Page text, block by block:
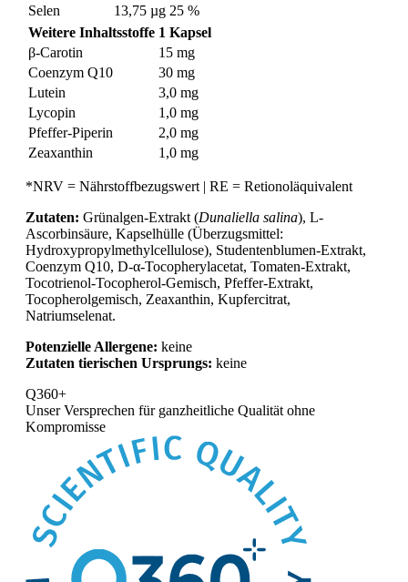
Selen
13,75 µg 25 %
Weitere Inhaltsstoffe 1 Kapsel
β-Carotin
15 mg
Coenzym Q10
30 mg
Lutein
3,0 mg
Lycopin
1,0 mg
Pfeffer-Piperin
2,0 mg
Zeaxanthin
1,0 mg
*NRV = Nährstoffbezugswert | RE = Retionoläquivalent
Zutaten: Grünalgen-Extrakt (Dunaliella salina), L-
Ascorbinsäure, Kapselhülle (Überzugsmittel:
Hydroxypropylmethylcellulose), Studentenblumen-Extrakt,
Coenzym Q10, D-α-Tocopherylacetat, Tomaten-Extrakt,
Tocotrienol-Tocopherol-Gemisch, Pfeffer-Extrakt,
Tocopherolgemisch, Zeaxanthin, Kupfercitrat,
Natriumselenat.
Potenzielle Allergene: keine
Zutaten tierischen Ursprungs: keine
Q360+
Unser Versprechen für ganzheitliche Qualität ohne
Kompromisse